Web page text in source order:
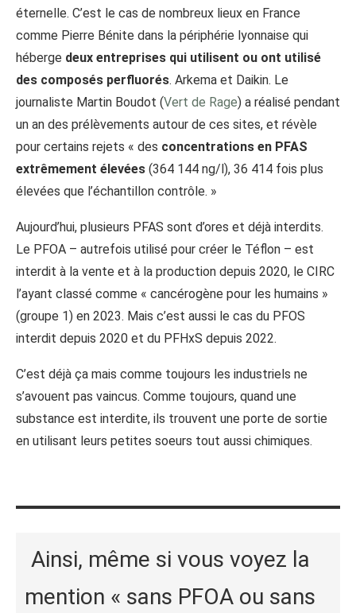
éternelle. C’est le cas de nombreux lieux en France
comme Pierre Bénite dans la périphérie lyonnaise qui
héberge deux entreprises qui utilisent ou ont utilisé
des composés perfluorés. Arkema et Daikin. Le
journaliste Martin Boudot (Vert de Rage) a réalisé pendant
un an des prélèvements autour de ces sites, et révèle
pour certains rejets « des concentrations en PFAS
extrêmement élevées (364 144 ng/l), 36 414 fois plus
élevées que l’échantillon contrôle. »
Aujourd’hui, plusieurs PFAS sont d’ores et déjà interdits.
Le PFOA – autrefois utilisé pour créer le Téflon – est
interdit à la vente et à la production depuis 2020, le CIRC
l’ayant classé comme « cancérogène pour les humains »
(groupe 1) en 2023. Mais c’est aussi le cas du PFOS
interdit depuis 2020 et du PFHxS depuis 2022.
C’est déjà ça mais comme toujours les industriels ne
s’avouent pas vaincus. Comme toujours, quand une
substance est interdite, ils trouvent une porte de sortie
en utilisant leurs petites soeurs tout aussi chimiques.
Ainsi, même si vous voyez la
mention « sans PFOA ou sans